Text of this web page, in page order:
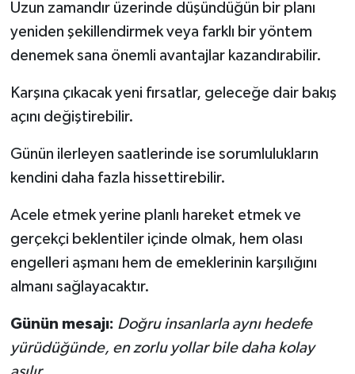
Uzun zamandır üzerinde düşündüğün bir planı
yeniden şekillendirmek veya farklı bir yöntem
denemek sana önemli avantajlar kazandırabilir.
Karşına çıkacak yeni fırsatlar, geleceğe dair bakış
açını değiştirebilir.
Günün ilerleyen saatlerinde ise sorumlulukların
kendini daha fazla hissettirebilir.
Acele etmek yerine planlı hareket etmek ve
gerçekçi beklentiler içinde olmak, hem olası
engelleri aşmanı hem de emeklerinin karşılığını
almanı sağlayacaktır.
Günün mesajı: Doğru insanlarla aynı hedefe
yürüdüğünde, en zorlu yollar bile daha kolay